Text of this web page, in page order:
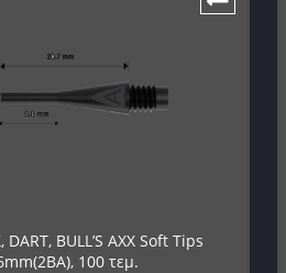
BULL’S AXX Soft Tips
100 τεμ.